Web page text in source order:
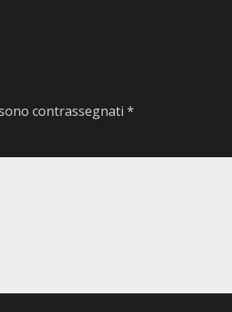
contrassegnati*